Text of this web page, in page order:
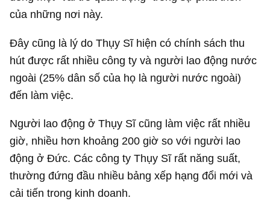
trọng, có từ thời Đế quốc La Mã. Ngôn ngữ
Germanic được sử dụng nhiều ở khu vực miền
Trung, miền Bắc và Tây Bắc châu Âu gồm tiếng
Anh, tiếng Đức, tiếng Hà Lan, tiếng Đan Mạch,
tiếng Na Uy, tiếng Thụy Điển và tiếng Iceland.
Ngôn ngữ châu Âu Latin là ngôn ngữ cổ của Đế
chế La Mã, bắt nguồn từ các ngôn ngữ Roman hiện
đại (Italy, Pháp, Tây Ban Nha, Bồ Đào Nha,
Romania).
Trong những thế kỷ trước, vị trí địa lý trung tâm này
là một lợi thế đáng kể đối với Thụy Sĩ, vì Italy là